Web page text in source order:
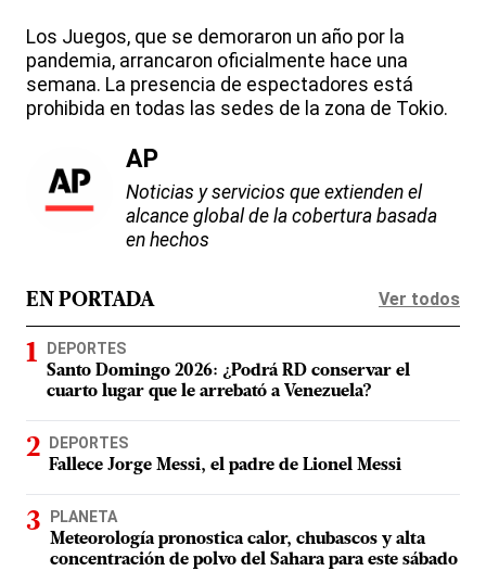
Los Juegos, que se demoraron un año por la
pandemia, arrancaron oficialmente hace una
semana. La presencia de espectadores está
prohibida en todas las sedes de la zona de Tokio.
AP
Noticias y servicios que extienden el
alcance global de la cobertura basada
en hechos
EN PORTADA Ver todos
DEPORTES
Santo Domingo 2026: ¿Podrá RD conservar el
cuarto lugar que le arrebató a Venezuela?
DEPORTES
Fallece Jorge Messi, el padre de Lionel Messi
PLANETA
Meteorología pronostica calor, chubascos y alta
concentración de polvo del Sahara para este sábado